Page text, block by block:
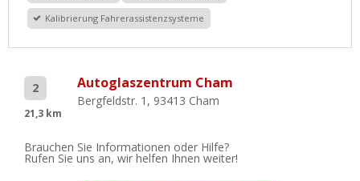
Kalibrierung Fahrerassistenzsysteme
2
21,3 km
Autoglaszentrum Cham
Bergfeldstr. 1, 93413 Cham
Brauchen Sie Informationen oder Hilfe?
Rufen Sie uns an, wir helfen Ihnen weiter!